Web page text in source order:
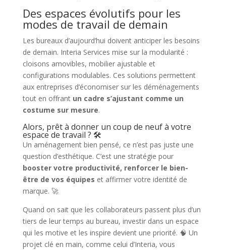
Des espaces évolutifs pour les
modes de travail de demain
Les bureaux d’aujourd’hui doivent anticiper les besoins
de demain. Interia Services mise sur la modularité :
cloisons amovibles, mobilier ajustable et
configurations modulables. Ces solutions permettent
aux entreprises d’économiser sur les déménagements
tout en offrant un cadre s’ajustant comme un
costume sur mesure.
Alors, prêt à donner un coup de neuf à votre
espace de travail ? 🛠️
Un aménagement bien pensé, ce n’est pas juste une
question d’esthétique. C’est une stratégie pour
booster votre productivité, renforcer le bien-
être de vos équipes et affirmer votre identité de
marque. 🚀
Quand on sait que les collaborateurs passent plus d’un
tiers de leur temps au bureau, investir dans un espace
qui les motive et les inspire devient une priorité. 🧠 Un
projet clé en main, comme celui d’Interia, vous